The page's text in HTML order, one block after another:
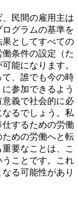
民間の雇用主は
グラムの基準を
としてすべての
条件の設定（た
能になります。
、誰でも今の時
参加できるよう
義で社会的に必
るでしょう。私
するための労働
めの労働へと転
要なことは、こ
ことです。これ
る可能性があり